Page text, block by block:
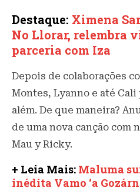
Destaque: Ximena
No Llorar, relembra
parceria com Iza
Depois de colaborações
Montes, Lyanno e até Cali
além. De que maneira?
de uma nova canção com
Mau y Ricky.
+ Leia Mais: Maluma
inédita Vamo ‘a